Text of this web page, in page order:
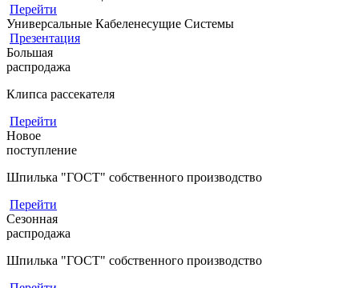
Перейти
Универсальные Кабеленесущие Системы
Презентация
Большая
распродажа
Клипса рассекателя
Перейти
Новое
поступление
Шпилька "ГОСТ" собственного производство
Перейти
Сезонная
распродажа
Шпилька "ГОСТ" собственного производство